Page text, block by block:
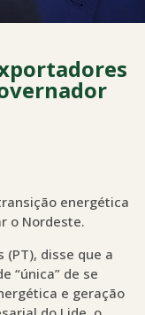
energética
o Nordeste.
(PT), disse que a
“única” de se
e geração